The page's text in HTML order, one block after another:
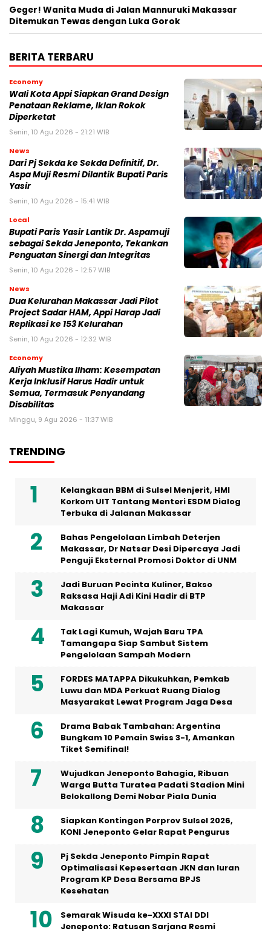
Geger! Wanita Muda di Jalan Mannuruki Makassar
Ditemukan Tewas dengan Luka Gorok
BERITA TERBARU
Economy
Wali Kota Appi Siapkan Grand Design
Penataan Reklame, Iklan Rokok
Diperketat
Senin, 10 Agu 2026 - 21:21 WIB
News
Dari Pj Sekda ke Sekda Definitif, Dr.
Aspa Muji Resmi Dilantik Bupati Paris
Yasir
Senin, 10 Agu 2026 - 15:41 WIB
Local
Bupati Paris Yasir Lantik Dr. Aspamuji
sebagai Sekda Jeneponto, Tekankan
Penguatan Sinergi dan Integritas
Senin, 10 Agu 2026 - 12:57 WIB
News
Dua Kelurahan Makassar Jadi Pilot
Project Sadar HAM, Appi Harap Jadi
Replikasi ke 153 Kelurahan
Senin, 10 Agu 2026 - 12:32 WIB
Economy
Aliyah Mustika Ilham: Kesempatan
Kerja Inklusif Harus Hadir untuk
Semua, Termasuk Penyandang
Disabilitas
Minggu, 9 Agu 2026 - 11:37 WIB
TRENDING
Kelangkaan BBM di Sulsel Menjerit, HMI
Korkom UIT Tantang Menteri ESDM Dialog
Terbuka di Jalanan Makassar
Bahas Pengelolaan Limbah Deterjen
Makassar, Dr Natsar Desi Dipercaya Jadi
Penguji Eksternal Promosi Doktor di UNM
Jadi Buruan Pecinta Kuliner, Bakso
Raksasa Haji Adi Kini Hadir di BTP
Makassar
Tak Lagi Kumuh, Wajah Baru TPA
Tamangapa Siap Sambut Sistem
Pengelolaan Sampah Modern
FORDES MATAPPA Dikukuhkan, Pemkab
Luwu dan MDA Perkuat Ruang Dialog
Masyarakat Lewat Program Jaga Desa
Drama Babak Tambahan: Argentina
Bungkam 10 Pemain Swiss 3-1, Amankan
Tiket Semifinal!
Wujudkan Jeneponto Bahagia, Ribuan
Warga Butta Turatea Padati Stadion Mini
Belokallong Demi Nobar Piala Dunia
Siapkan Kontingen Porprov Sulsel 2026,
KONI Jeneponto Gelar Rapat Pengurus
Pj Sekda Jeneponto Pimpin Rapat
Optimalisasi Kepesertaan JKN dan Iuran
Program KP Desa Bersama BPJS
Kesehatan
Semarak Wisuda ke-XXXI STAI DDI
Jeneponto: Ratusan Sarjana Resmi